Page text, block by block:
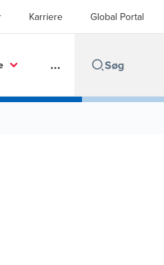
Karriere Global Portal
...